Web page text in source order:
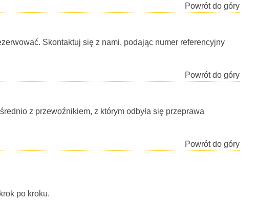
Powrót do góry
Skontaktuj się z nami, podając numer referencyjny
Powrót do góry
z przewoźnikiem, z którym odbyła się przeprawa
Powrót do góry
po kroku.